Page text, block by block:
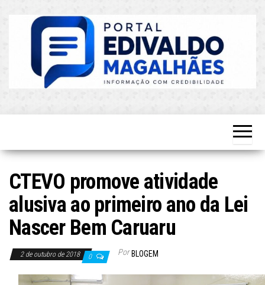
Atualizado!
CTEVO promove atividade
alusiva ao primeiro ano da Lei
Nascer Bem Caruaru
2 de outubro de 2018 0 Por BLOGEM